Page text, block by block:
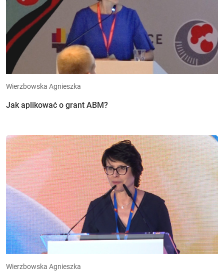
Wierzbowska Agnieszka
Jak aplikować o grant ABM?
Wierzbowska Agnieszka